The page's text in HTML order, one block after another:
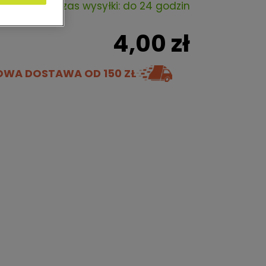
Czas wysyłki: do 24 godzin
4,00 zł
DOSTAWA OD 150 ZŁ